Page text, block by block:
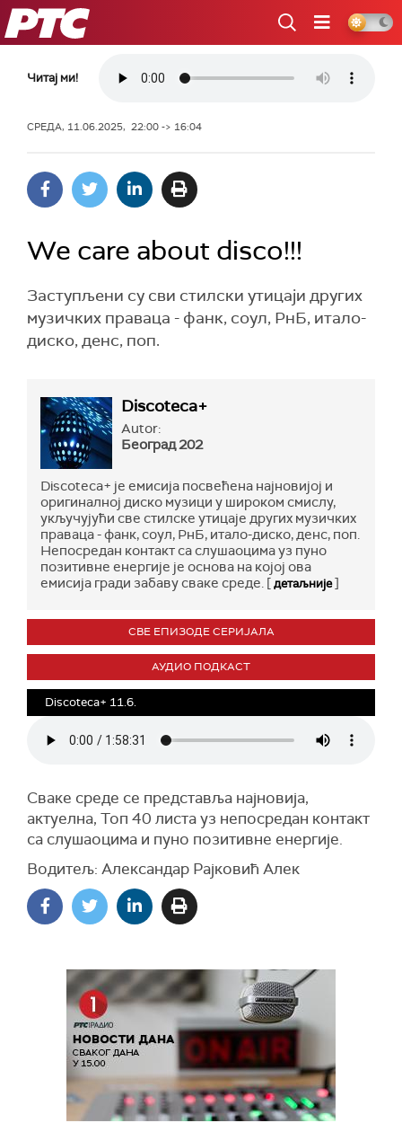
РТС
Читај ми!
СРЕДА, 11.06.2025, 22:00 -> 16:04
We care about disco!!!
Заступљени су сви стилски утицаји других
музичких праваца - фанк, соул, РнБ, итало-
диско, денс, поп.
Discoteca+
Autor:
Београд 202
Discoteca+ је емисија посвећена најновијој и
оригиналној диско музици у широком смислу,
укључујући све стилске утицаје других музичких
праваца - фанк, соул, РнБ, итало-диско, денс, поп.
Непосредан контакт са слушаоцима уз пуно
позитивне енергије је основа на којој ова
емисија гради забаву сваке среде. [детаљније]
СВЕ ЕПИЗОДЕ СЕРИЈАЛА
АУДИО ПОДКАСТ
Discoteca+ 11.6.
Сваке среде се представља најновија,
актуелна, Топ 40 листа уз непосредан контакт
са слушаоцима и пуно позитивне енергије.
Водитељ: Александар Рајковић Алек